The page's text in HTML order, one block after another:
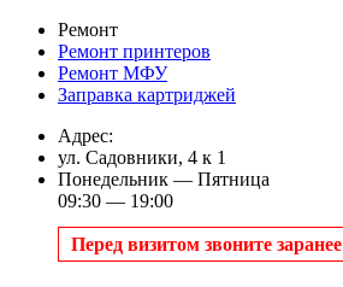
Ремонт
Ремонт принтеров
Ремонт МФУ
Заправка картриджей
Адрес:
ул. Садовники, 4 к 1
Понедельник — Пятница
09:30 — 19:00
Перед визитом звоните заранее